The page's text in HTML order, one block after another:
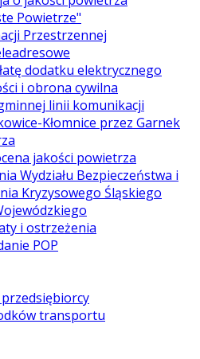
Powietrze"
Przestrzennej
dodatku elektrycznego
i obrona cywilna
linii komunikacji
Kłomnice przez Garnek
jakości powietrza
Wydziału Bezpieczeństwa i
Kryzysowego Śląskiego
i ostrzeżenia
POP
transportu